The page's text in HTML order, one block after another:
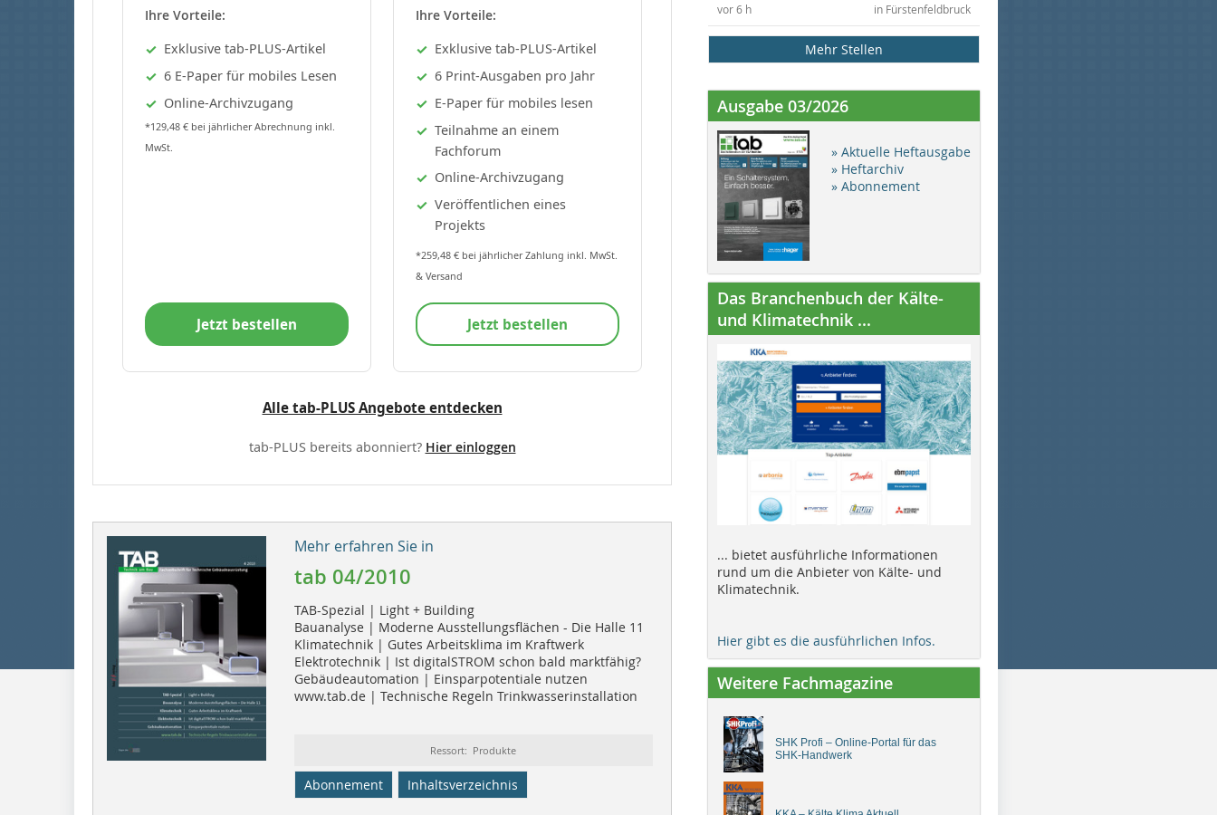
Ihre Vorteile:
Exklusive tab-PLUS-Artikel
6 E-Paper für mobiles Lesen
Online-Archivzugang
*129,48 € bei jährlicher Abrechnung inkl.
MwSt.
Jetzt bestellen
Ihre Vorteile:
Exklusive tab-PLUS-Artikel
6 Print-Ausgaben pro Jahr
E-Paper für mobiles lesen
Teilnahme an einem
Fachforum
Online-Archivzugang
Veröffentlichen eines
Projekts
*259,48 € bei jährlicher Zahlung inkl. MwSt.
& Versand
Jetzt bestellen
Alle tab-PLUS Angebote entdecken
tab-PLUS bereits abonniert? Hier einloggen
Mehr erfahren Sie in
tab 04/2010
TAB-Spezial | Light + Building
Bauanalyse | Moderne Ausstellungsflächen - Die Halle 11
Klimatechnik | Gutes Arbeitsklima im Kraftwerk
Elektrotechnik | Ist digitalSTROM schon bald marktfähig?
Gebäudeautomation | Einsparpotentiale nutzen
www.tab.de | Technische Regeln Trinkwasserinstallation
Ressort: Produkte
Abonnement Inhaltsverzeichnis
in Fürstenfeldbruck
vor 6 h
Mehr Stellen
Ausgabe 03/2026
» Aktuelle Heftausgabe
» Heftarchiv
» Abonnement
Das Branchenbuch der Kälte-
und Klimatechnik ...
... bietet ausführliche Informationen
rund um die Anbieter von Kälte- und
Klimatechnik.
Hier gibt es die ausführlichen Infos.
Weitere Fachmagazine
SHK Profi – Online-Portal für das
SHK-Handwerk